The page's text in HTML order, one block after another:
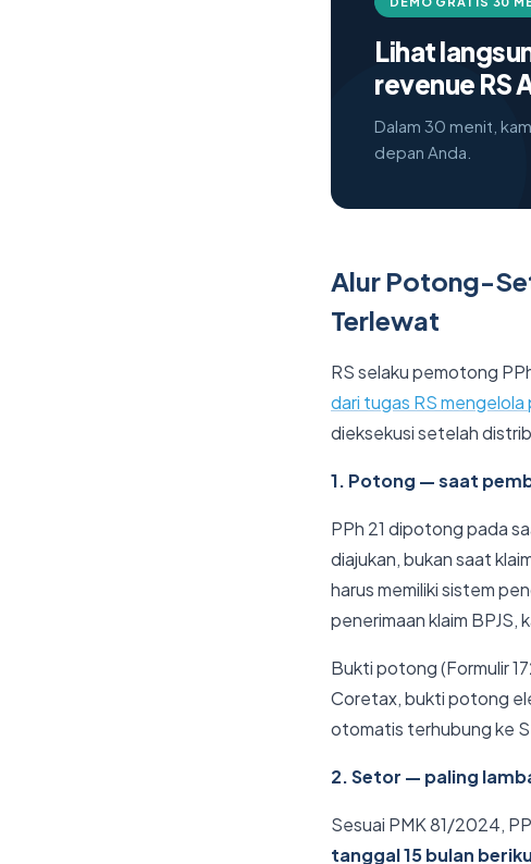
Lihat
revenue RS
Dalam 30 menit,
depan Anda.
Alur Potong-
Terlewat
RS selaku pemotong
dari tugas RS
dieksekusi setelah
1. Potong — saat
PPh 21 dipotong pada
diajukan, bukan saat
harus memiliki sistem
penerimaan klaim BPJS,
Bukti potong (Formulir
Coretax, bukti potong
otomatis terhubung ke
2. Setor — paling
Sesuai PMK 81/2024,
tanggal 15 bulan